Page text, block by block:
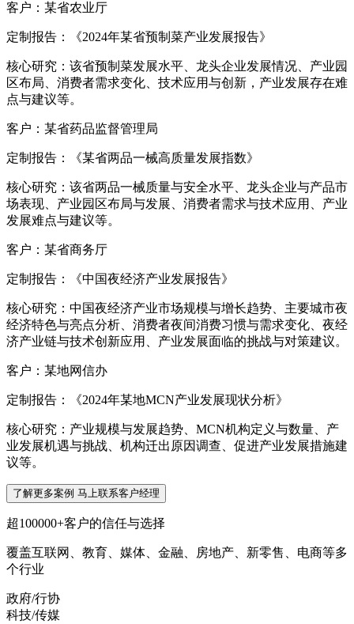
客户：某省农业厅
定制报告：《2024年某省预制菜产业发展报告》
核心研究：该省预制菜发展水平、龙头企业发展情况、产业园
区布局、消费者需求变化、技术应用与创新，产业发展存在难
点与建议等。
客户：某省药品监督管理局
定制报告：《某省两品一械高质量发展指数》
核心研究：该省两品一械质量与安全水平、龙头企业与产品市
场表现、产业园区布局与发展、消费者需求与技术应用、产业
发展难点与建议等。
客户：某省商务厅
定制报告：《中国夜经济产业发展报告》
核心研究：中国夜经济产业市场规模与增长趋势、主要城市夜
经济特色与亮点分析、消费者夜间消费习惯与需求变化、夜经
济产业链与技术创新应用、产业发展面临的挑战与对策建议。
客户：某地网信办
定制报告：《2024年某地MCN产业发展现状分析》
核心研究：产业规模与发展趋势、MCN机构定义与数量、产
业发展机遇与挑战、机构迁出原因调查、促进产业发展措施建
议等。
了解更多案例 马上联系客户经理
超100000+客户的信任与选择
覆盖互联网、教育、媒体、金融、房地产、新零售、电商等多
个行业
政府/行协
科技/传媒